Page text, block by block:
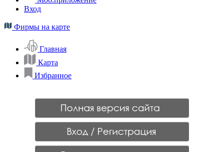
Вход
Фирмы на карте
Главная
Карта
Избранное